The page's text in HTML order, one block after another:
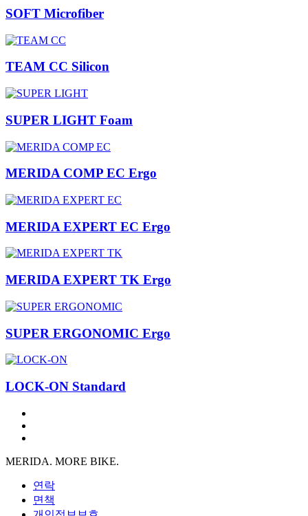
SOFT Microfiber
TEAM CC Silicon
SUPER LIGHT Foam
MERIDA COMP EC Ergo
MERIDA EXPERT EC Ergo
MERIDA EXPERT TK Ergo
SUPER ERGONOMIC Ergo
LOCK-ON Standard
MERIDA. MORE BIKE.
연락
면책